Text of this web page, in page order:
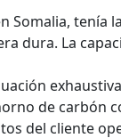
Somalia,
dura. La
de carbón
del cliente